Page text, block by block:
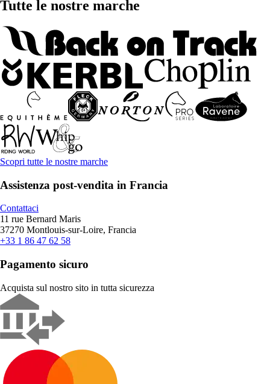
Tutte le nostre marche
Scopri tutte le nostre marche
Assistenza post-vendita in Francia
Contattaci
11 rue Bernard Maris
37270 Montlouis-sur-Loire, Francia
+33 1 86 47 62 58
Pagamento sicuro
Acquista sul nostro sito in tutta sicurezza